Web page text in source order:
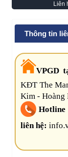
Liên
Thông tin
VPGD
KĐT The
Kim - Hoàng
Hotline
liên hệ: